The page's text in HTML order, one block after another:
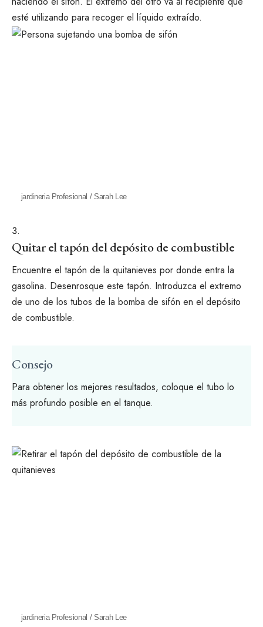
esté utilizando para recoger el líquido extraído.
jardineria Profesional / Sarah Lee
Quitar el tapón del depósito de combustible
Encuentre el tapón de la quitanieves por donde entra la
gasolina. Desenrosque este tapón. Introduzca el extremo
de uno de los tubos de la bomba de sifón en el depósito
de combustible.
Consejo
Para obtener los mejores resultados, coloque el tubo lo
más profundo posible en el tanque.
jardineria Profesional / Sarah Lee